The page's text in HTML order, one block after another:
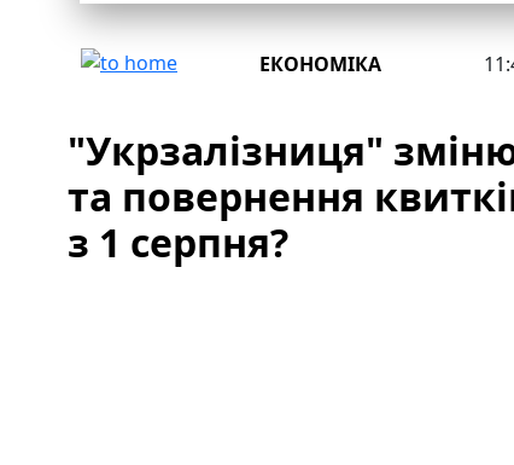
ЕКОНОМІКА
"Укрзалізниця"
та повернення
з 1 серпня?